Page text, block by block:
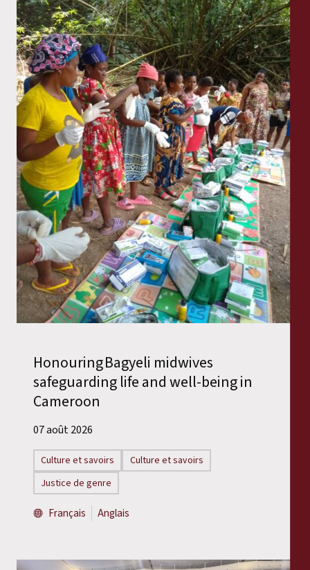
Honouring Bagyeli midwives
safeguarding life and well-being in
Cameroon
07 août 2026
Culture et savoirs
Culture et savoirs
Justice de genre
Français Anglais